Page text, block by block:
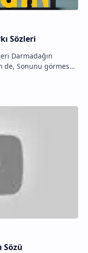
Sözleri
Darmadağın
de, Sonunu görmesek
Sözü